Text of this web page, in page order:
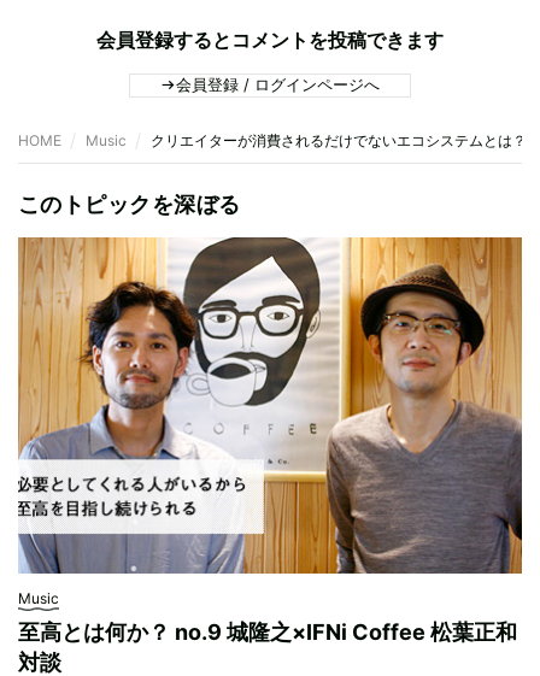
会員登録するとコメントを投稿できます
会員登録 / ログインページへ
HOME Music クリエイターが消費されるだけでないエコシステムとは？
このトピックを深ぼる
Music
至高とは何か？ no.9 城隆之×IFNi Coffee 松葉正和
対談